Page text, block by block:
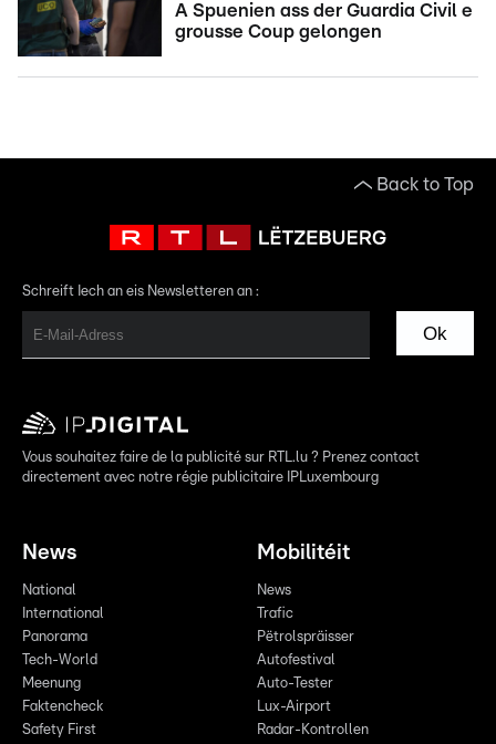
A Spuenien ass der Guardia Civil e
grousse Coup gelongen
Back to Top
Schreift Iech an eis Newsletteren an :
Ok
Vous souhaitez faire de la publicité sur RTL.lu ? Prenez contact
directement avec notre régie publicitaire IPLuxembourg
News
National
International
Panorama
Tech-World
Meenung
Faktencheck
Safety First
Mobilitéit
News
Trafic
Pëtrolspräisser
Autofestival
Auto-Tester
Lux-Airport
Radar-Kontrollen